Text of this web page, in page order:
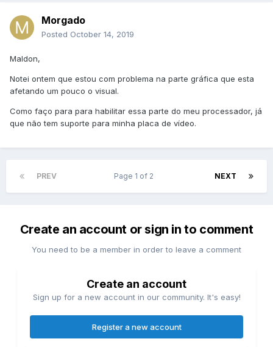
Morgado
Posted October 14, 2019
Maldon,
Notei ontem que estou com problema na parte gráfica que esta
afetando um pouco o visual.
Como faço para para habilitar essa parte do meu processador, já
que não tem suporte para minha placa de vídeo.
PREV NEXT
Page 1 of 2
Create an account or sign in to comment
You need to be a member in order to leave a comment
Create an account
Sign up for a new account in our community. It's easy!
Register a new account